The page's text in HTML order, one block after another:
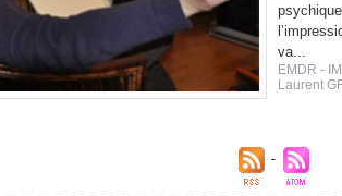
va...
EMDR -
Laurent